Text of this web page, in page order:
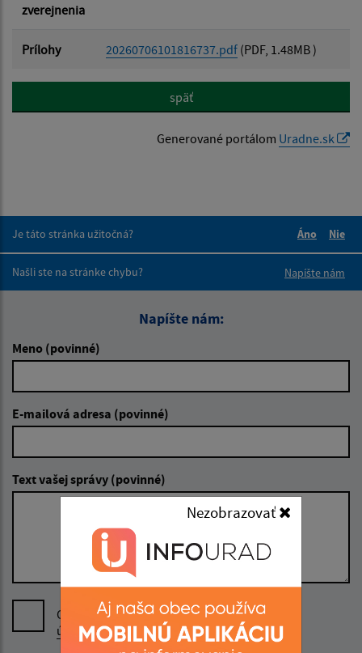
Nezobrazovať
zverejnenia
Prílohy 20260706101816737.pdf (PDF, 1.48MB )
späť
Generované portálom Uradne.sk
Je táto stránka užitočná?
Áno
Nie
Našli ste na stránke chybu?
Napíšte nám
Napíšte nám:
Meno (povinné)
E-mailová adresa (povinné)
Text vašej správy (povinné)
Oboznámil som sa sospracúvaním osobných
údajov